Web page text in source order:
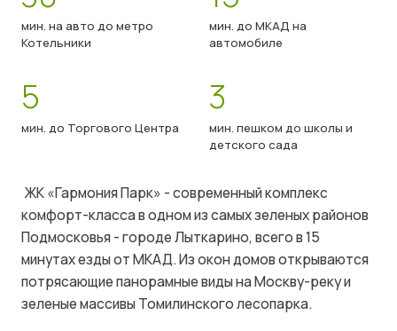
мин. на авто до метро
Котельники
мин. до МКАД на
автомобиле
5
мин. до Торгового Центра
3
мин. пешком до школы и
детского сада
ЖК «Гармония Парк» - современный комплекс
комфорт-класса в одном из самых зеленых районов
Подмосковья - городе Лыткарино, всего в 15
минутах езды от МКАД. Из окон домов открываются
потрясающие панорамные виды на Москву-реку и
зеленые массивы Томилинского лесопарка.